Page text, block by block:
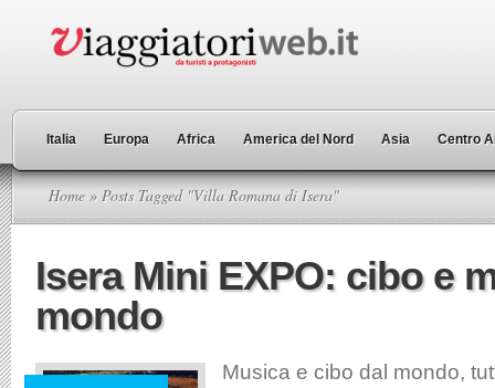
Italia Europa Africa America del Nord Asia Centro
Home » Posts Tagged "Villa Romana di Isera"
Isera Mini EXPO: cibo e
mondo
Musica e cibo dal mondo,